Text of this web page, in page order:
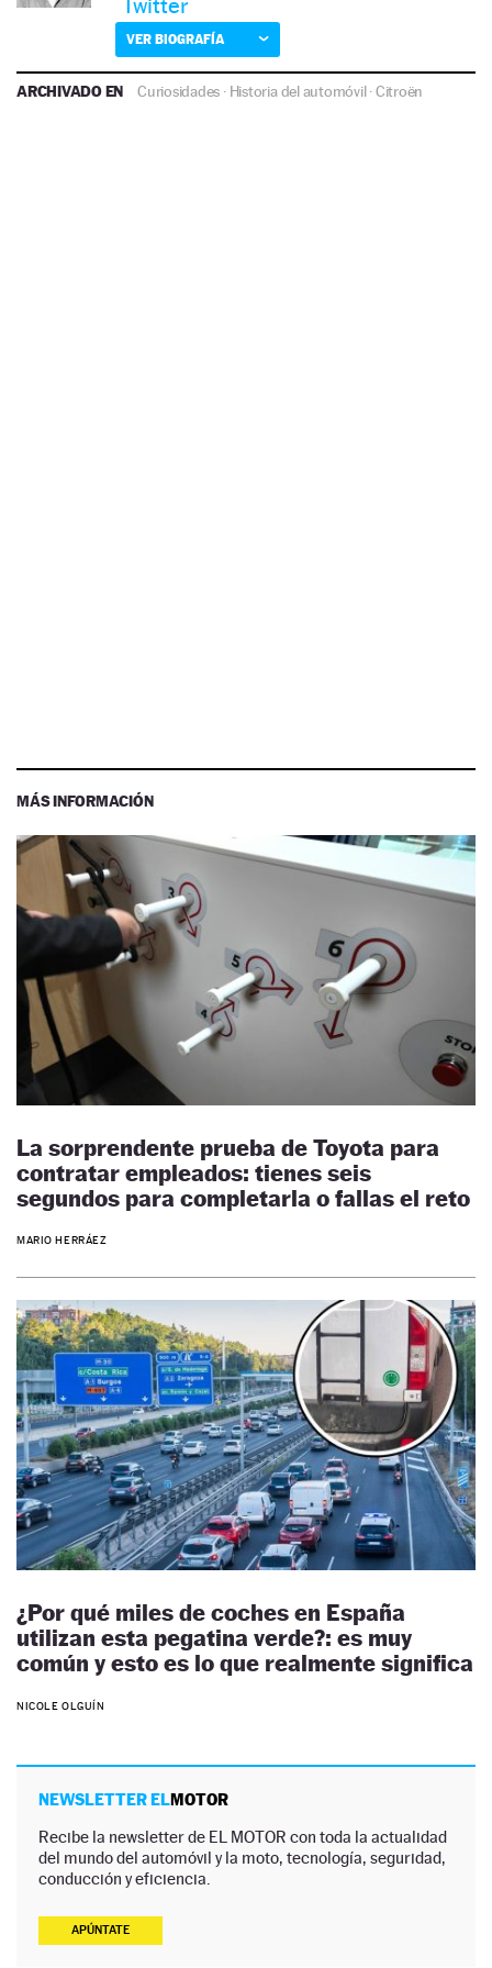
VER BIOGRAFÍA
ARCHIVADO EN Curiosidades · Historia del automóvil·Citroën
MÁS INFORMACIÓN
La sorprendente prueba de Toyota para
contratar empleados: tienes seis
segundos para completarla o fallas el reto
MARIO HERRÁEZ
¿Por qué miles de coches en España
utilizan esta pegatina verde?: es muy
común y esto es lo que realmente significa
NICOLE OLGUÍN
NEWSLETTER ELMOTOR
Recibe la newsletter de EL MOTOR con toda la actualidad
del mundo del automóvil y la moto, tecnología, seguridad,
conducción y eficiencia.
APÚNTATE